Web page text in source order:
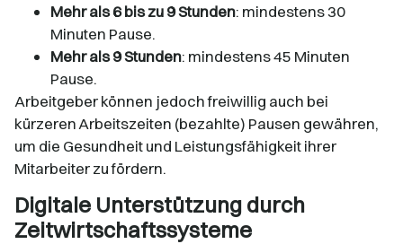
Mehr als 6 bis zu 9 Stunden: mindestens 30
Minuten Pause.​
Mehr als 9 Stunden: mindestens 45 Minuten
Pause.​
Arbeitgeber können jedoch freiwillig auch bei
kürzeren Arbeitszeiten (bezahlte) Pausen gewähren,
um die Gesundheit und Leistungsfähigkeit ihrer
Mitarbeiter zu fördern.
Digitale Unterstützung durch
Zeitwirtschaftssysteme